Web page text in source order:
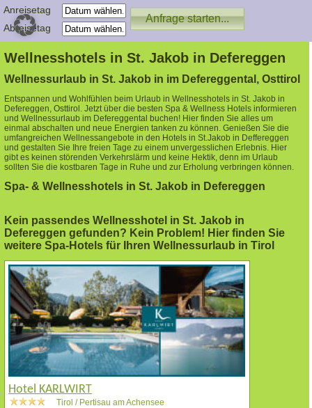
Anreisetag
Abreisetag
Wellnesshotels in St. Jakob in Defereggen
Wellnessurlaub in St. Jakob in im Defereggental, Osttirol
Entspannen und Wohlfühlen beim Urlaub in Wellnesshotels in St. Jakob in
Defereggen, Osttirol. Jetzt über die besten Spa & Wellness Hotels informieren
und Wellnessurlaub im Defereggental buchen! Hier finden Sie alles um
einmal abschalten und neue Energien tanken zu können. Genießen Sie die
umfangreichen Wellnessangebote in den Hotels in St.Jakob in Deffereggen
und gestalten Sie Ihre freien Tage zu einem unvergesslichen Erlebnis. Hier
gibt es keinen störenden Verkehrslärm und keine Hektik, denn im Urlaub
sollten Sie die kostbaren Tage in Ruhe und zur Erholung verbringen können.
Spa- & Wellnesshotels in St. Jakob in Defereggen
Kein passendes Wellnesshotel in St. Jakob in
Defereggen gefunden? Kein Problem! Hier finden Sie
weitere Spa-Hotels für Ihren Wellnessurlaub in Tirol
Hotel KARLWIRT
Tirol / Pertisau am Achensee